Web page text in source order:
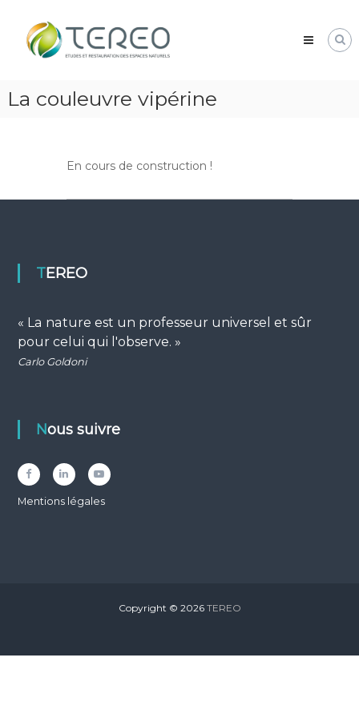
content
TEREO
étude
espaces
naturels
La couleuvre vipérine
En cours de construction !
TEREO
« La nature est un professeur universel et sûr
pour celui qui l'observe. »
Carlo Goldoni
Nous suivre
FacebookLinkedInYouTube
Mentions légales
Copyright © 2026 TEREO